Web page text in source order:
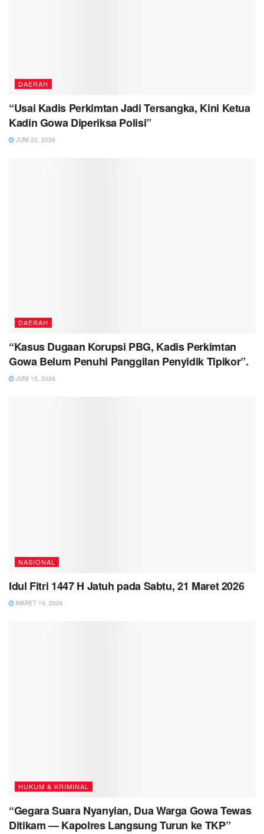
DAERAH
“Usai Kadis Perkimtan Jadi Tersangka, Kini Ketua
Kadin Gowa Diperiksa Polisi”
JUNI 22, 2026
DAERAH
“Kasus Dugaan Korupsi PBG, Kadis Perkimtan
Gowa Belum Penuhi Panggilan Penyidik Tipikor”.
JUNI 15, 2026
NASIONAL
Idul Fitri 1447 H Jatuh pada Sabtu, 21 Maret 2026
MARET 19, 2026
HUKUM & KRIMINAL
“Gegara Suara Nyanyian, Dua Warga Gowa Tewas
Ditikam — Kapolres Langsung Turun ke TKP”